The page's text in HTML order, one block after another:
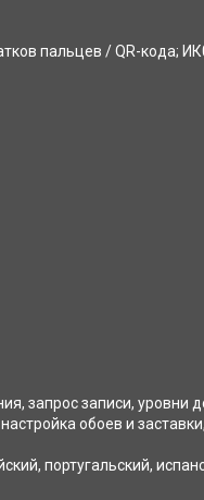
пальцев / QR-кода;
запрос записи, уровни
обоев и
португальский,